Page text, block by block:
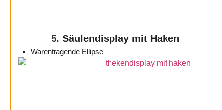
5. Säulendisplay mit Haken
Warentragende Ellipse